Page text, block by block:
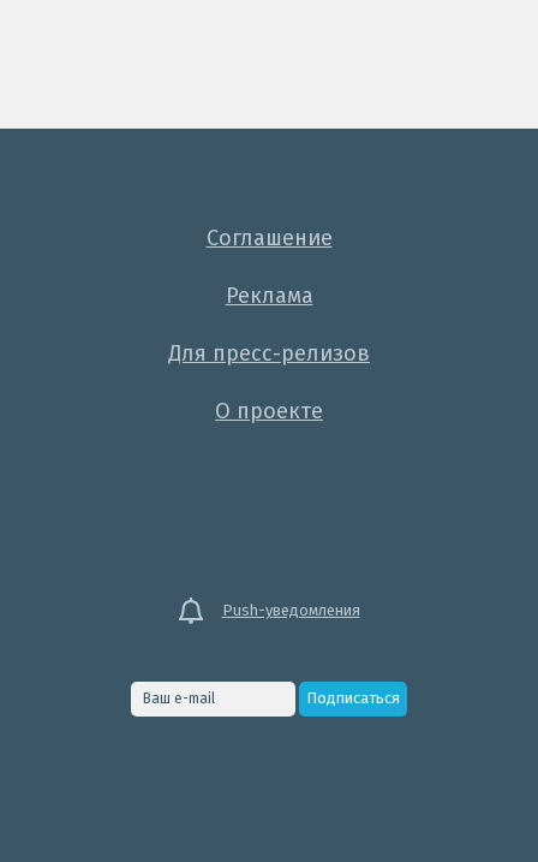
Соглашение
Реклама
Для пресс-релизов
О проекте
Push-уведомления